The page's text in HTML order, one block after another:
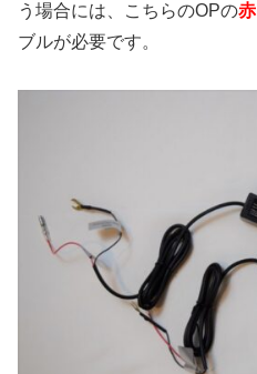
う場合には、こちらのOPの赤
ブルが必要です。